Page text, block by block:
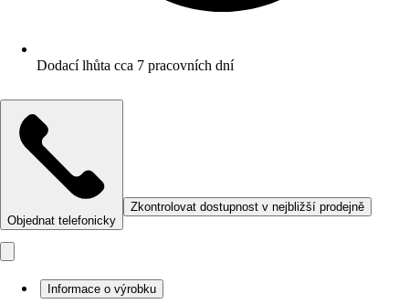
Dodací lhůta cca 7 pracovních dní
Objednat telefonicky
Zkontrolovat dostupnost v nejbližší prodejně
Informace o výrobku